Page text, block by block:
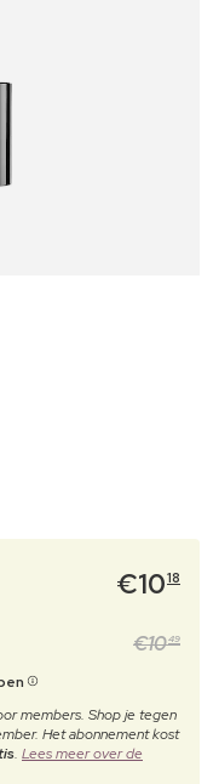
€1018
€1049
members. Shop je tegen
Het abonnement kost
. Lees meer over de